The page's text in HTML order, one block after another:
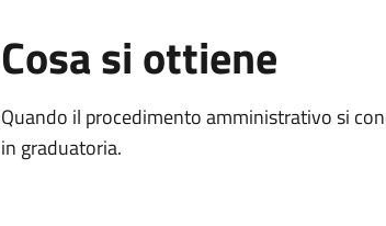
Cosa si ottiene
Quando il procedimento amministrativo si
in graduatoria.